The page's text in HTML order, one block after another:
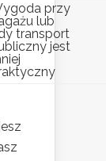
przy
lub
transport
jest